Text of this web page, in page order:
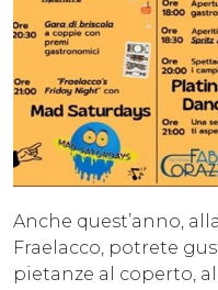
Anche quest’anno,
Fraelacco, potrete
pietanze al coperto,